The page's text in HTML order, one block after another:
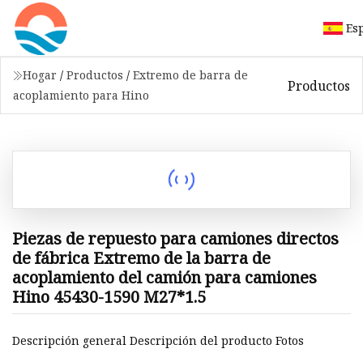
Hogar / Productos / Extremo de barra de
acoplamiento para Hino
Productos
Piezas de repuesto para camiones directos
de fábrica Extremo de la barra de
acoplamiento del camión para camiones
Hino 45430-1590 M27*1.5
Descripción general Descripción del producto Fotos